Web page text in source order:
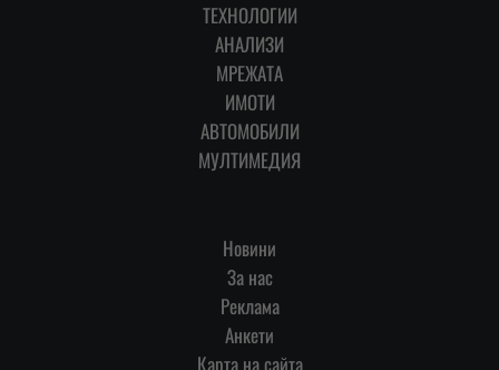
ТЕХНОЛОГИИ
АНАЛИЗИ
МРЕЖАТА
ИМОТИ
АВТОМОБИЛИ
МУЛТИМЕДИЯ
Новини
За нас
Реклама
Анкети
Карта на сайта